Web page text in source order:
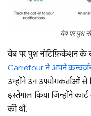
वेब पर पुश
वेब पर पुश नोटिफ़िकेशन के
Carrefour ने अपने कन्वर्ज़न
उन्होंने उन उपयोगकर्ताओं
इस्तेमाल किया जिन्होंने
की थी.